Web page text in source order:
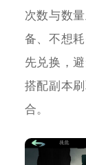
次数与数
备、不想
先兑换，
搭配副本
合。